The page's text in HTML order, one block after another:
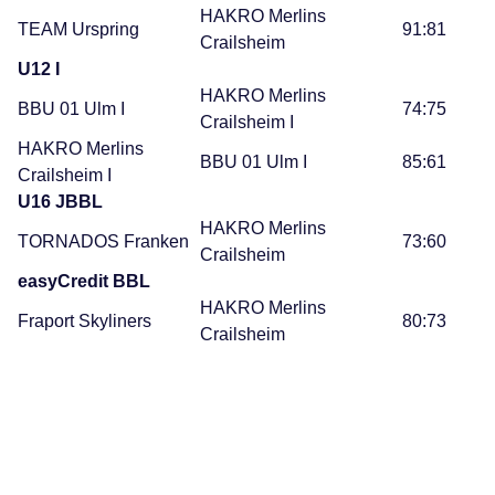
TEAM Urspring
HAKRO Merlins
Crailsheim
91:81
U12 I
BBU 01 Ulm I
HAKRO Merlins
Crailsheim I
74:75
HAKRO Merlins
Crailsheim I
BBU 01 Ulm I 85:61
U16 JBBL
TORNADOS Franken
HAKRO Merlins
Crailsheim
73:60
easyCredit BBL
Fraport Skyliners
HAKRO Merlins
Crailsheim
80:73